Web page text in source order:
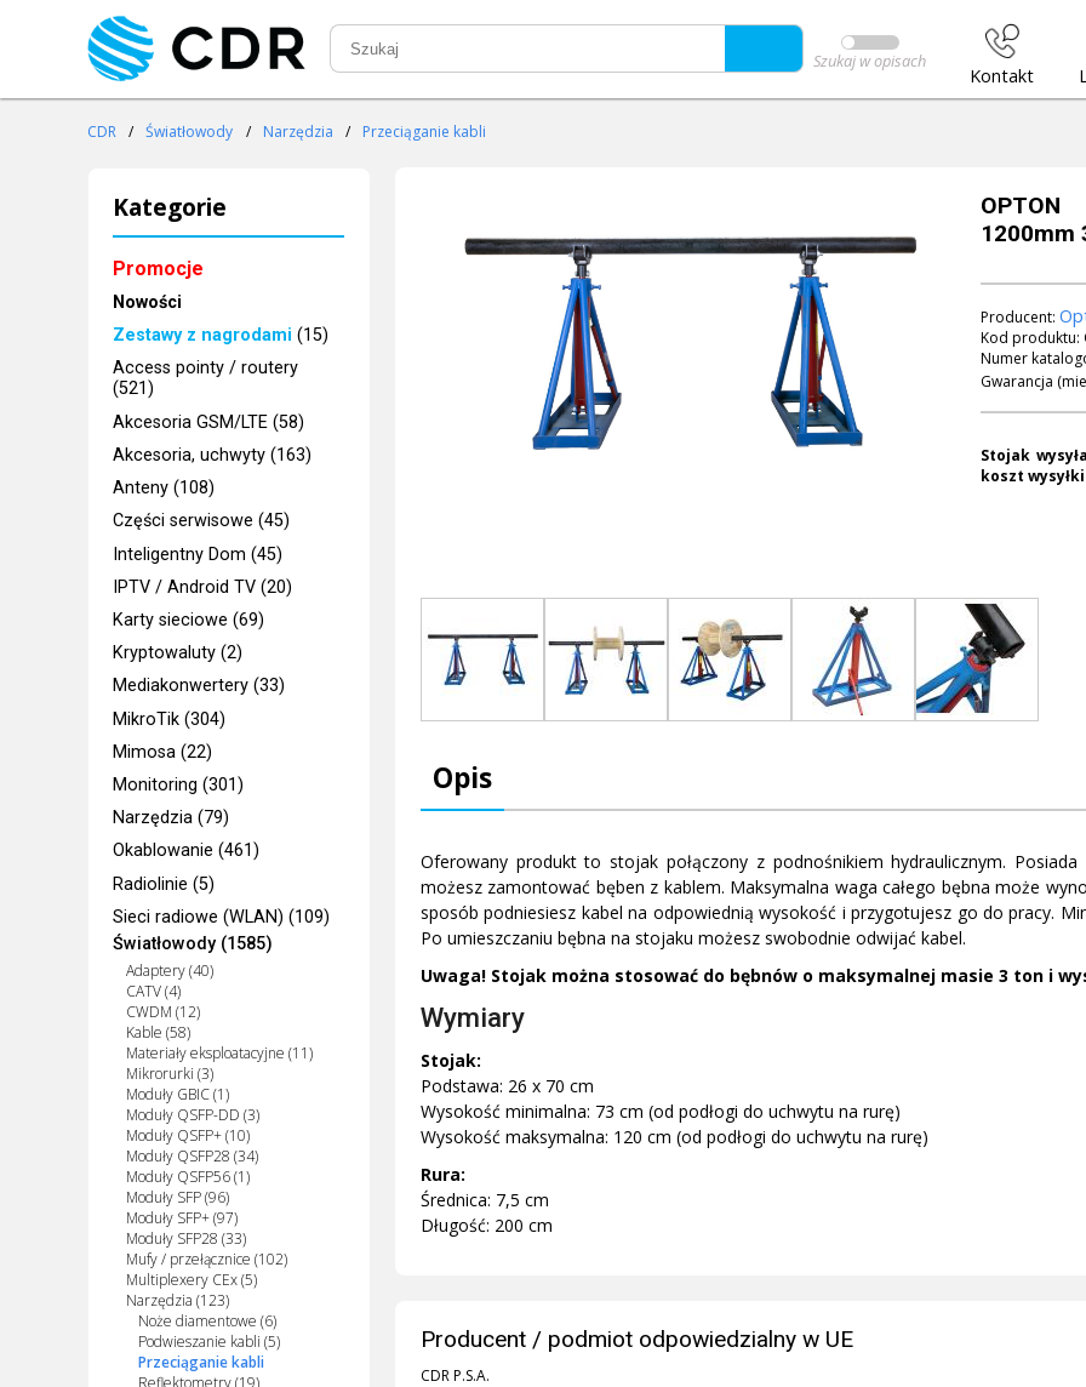
Szukaj w opisach
Kontakt
CDR / Światłowody / Narzędzia / Przeciąganie kabli
Kategorie
Promocje
Nowości
Zestawy z nagrodami (15)
Access pointy / routery
(521)
Akcesoria GSM/LTE (58)
Akcesoria, uchwyty (163)
Anteny (108)
Części serwisowe (45)
Inteligentny Dom (45)
IPTV / Android TV (20)
Karty sieciowe (69)
Kryptowaluty (2)
Mediakonwertery (33)
MikroTik (304)
Mimosa (22)
Monitoring (301)
Narzędzia (79)
Okablowanie (461)
Radiolinie (5)
Sieci radiowe (WLAN) (109)
Światłowody (1585)
Adaptery (40)
CATV (4)
CWDM (12)
Kable (58)
Materiały eksploatacyjne (11)
Mikrorurki (3)
Moduły GBIC (1)
Moduły QSFP-DD (3)
Moduły QSFP+ (10)
Moduły QSFP28 (34)
Moduły QSFP56 (1)
Moduły SFP (96)
Moduły SFP+ (97)
Moduły SFP28 (33)
Mufy / przełącznice (102)
Multiplexery CEx (5)
Narzędzia (123)
Noże diamentowe (6)
Podwieszanie kabli (5)
Przeciąganie kabli
1200mm
Producent:
Kod produktu:
Numer
Gwarancja
Stojak
koszt
Opis
Oferowany produkt to stojak połączony z podnośnikiem hydraulicznym.
możesz zamontować bęben z kablem. Maksymalna waga całego bębna może
sposób podniesiesz kabel na odpowiednią wysokość i przygotujesz go do pracy.
Po umieszczaniu bębna na stojaku możesz swobodnie odwijać kabel.
Uwaga! Stojak można stosować do bębnów o maksymalnej masie 3 ton i
Wymiary
Stojak:
Podstawa: 26 x 70 cm
Wysokość minimalna: 73 cm (od podłogi do uchwytu na rurę)
Wysokość maksymalna: 120 cm (od podłogi do uchwytu na rurę)
Rura:
Średnica: 7,5 cm
Długość: 200 cm
Producent / podmiot odpowiedzialny w UE
CDR P.S.A.